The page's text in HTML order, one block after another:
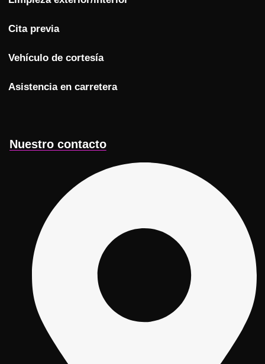
Cita previa
Vehículo de cortesía
Asistencia en carretera
Nuestro contacto